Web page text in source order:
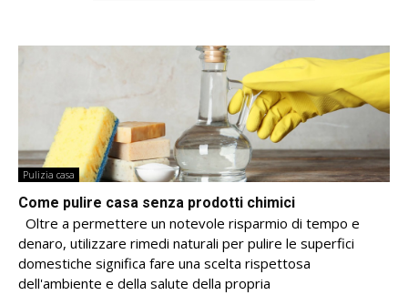
Pulizia casa
Come pulire casa senza prodotti chimici
Oltre a permettere un notevole risparmio di tempo e
denaro, utilizzare rimedi naturali per pulire le superfici
domestiche significa fare una scelta rispettosa
dell'ambiente e della salute della propria